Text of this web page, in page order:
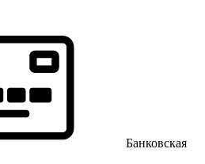
Банковская